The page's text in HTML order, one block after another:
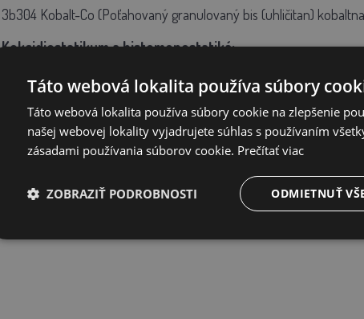
3b304 Kobalt-Co (Poťahovaný granulovaný bis (uhličitan)
Kokcidiostatikum a histomonostatiká:
E771 Diklazuril 1,00 mg/kg, 51775 Diclazuril 1,00 mg/kg
Forma: granule – 3,2 mm
Táto webová lokalita používa súbory
Táto webová lokalita používa súbory cookie na zlepšenie
našej webovej lokality vyjadrujete súhlas s používaním
zásadami používania súborov cookie. Prečítať viac
ODMIETNUŤ
ZOBRAZIŤ PODROBNOSTI